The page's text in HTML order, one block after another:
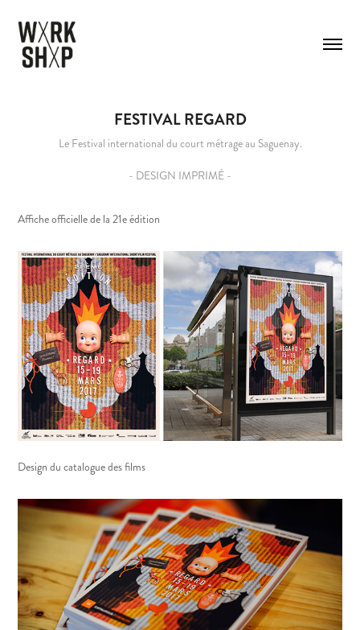
FESTIVAL REGARD
Le Festival international du court métrage au Saguenay.
- DESIGN IMPRIMÉ -
Affiche officielle de la 21e édition
Design du catalogue des films